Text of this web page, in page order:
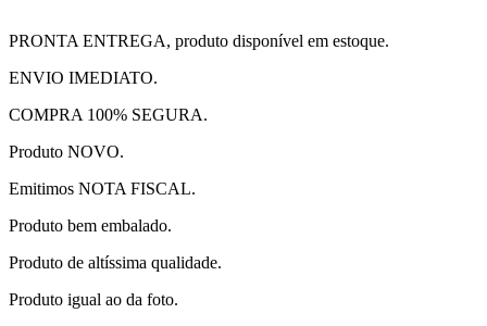
PRONTA ENTREGA, produto disponível em estoque.
ENVIO IMEDIATO.
COMPRA 100% SEGURA.
Produto NOVO.
Emitimos NOTA FISCAL.
Produto bem embalado.
Produto de altíssima qualidade.
Produto igual ao da foto.